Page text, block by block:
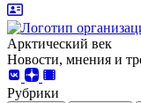
Арктический век
Новости, мнения и
Рубрики